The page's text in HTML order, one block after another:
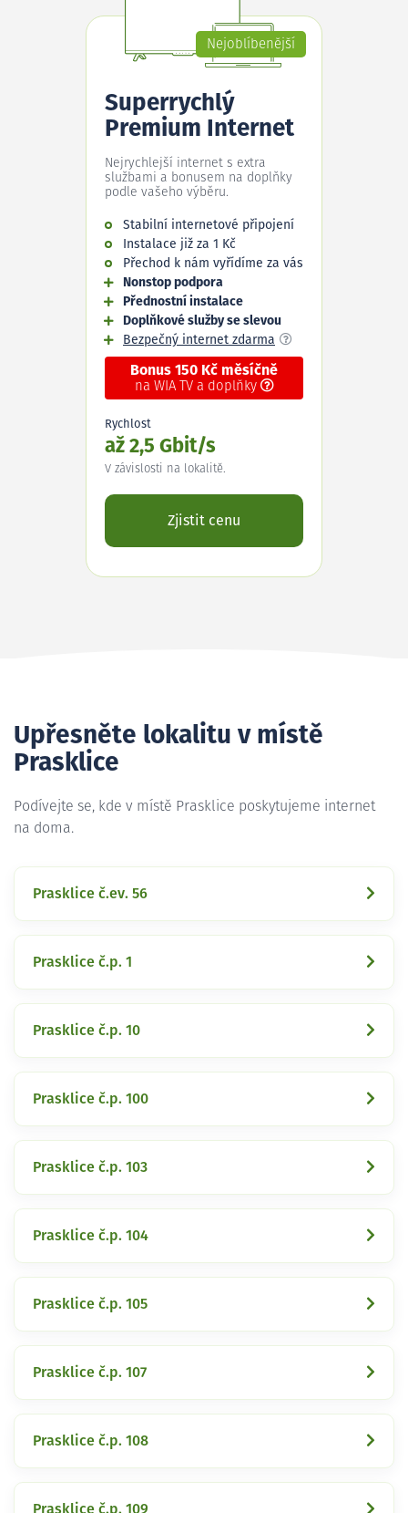
Nejoblíbenější
Superrychlý
Premium Internet
Nejrychlejší internet s extra
službami a bonusem na doplňky
podle vašeho výběru.
Stabilní internetové připojení
Instalace již za 1 Kč
Přechod k nám vyřídíme za vás
Nonstop podpora
Přednostní instalace
Doplňkové služby se slevou
Bezpečný internet zdarma
Bonus 150 Kč měsíčně
na WIA TV a doplňky
Rychlost
až 2,5 Gbit/s
V závislosti na lokalitě.
Zjistit cenu
Upřesněte lokalitu v místě
Prasklice
Podívejte se, kde v místě Prasklice poskytujeme internet
na doma.
Prasklice č.ev. 56
Prasklice č.p. 1
Prasklice č.p. 10
Prasklice č.p. 100
Prasklice č.p. 103
Prasklice č.p. 104
Prasklice č.p. 105
Prasklice č.p. 107
Prasklice č.p. 108
Prasklice č.p. 109